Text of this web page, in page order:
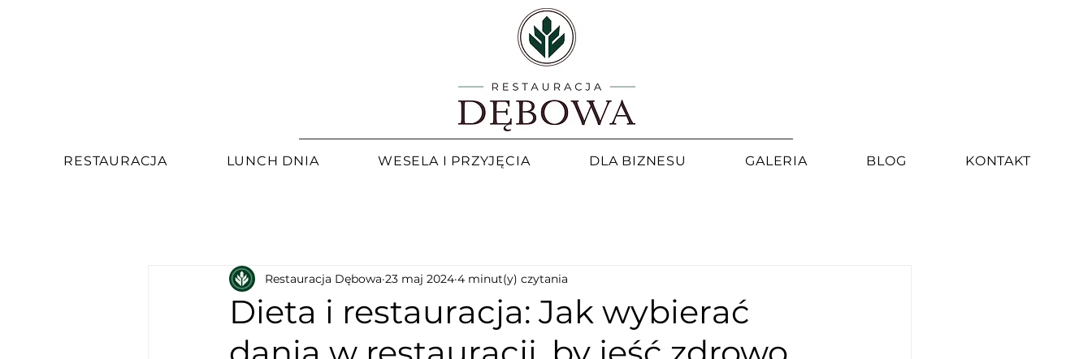
RESTAURACJA LUNCH DNIA WESELA I PRZYJĘCIA DLA BIZNESU GALERIA BLOG KONTAKT
Dieta i restauracja: Jak wybierać
Restauracja Dębowa 23 maj 2024 4 minut(y) czytania